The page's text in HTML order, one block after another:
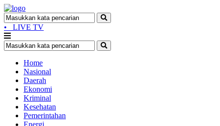
• LIVE TV
Home
Nasional
Daerah
Ekonomi
Kriminal
Kesehatan
Pemerintahan
Energi